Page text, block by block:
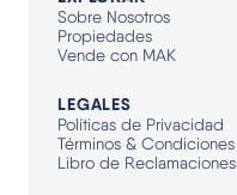
Sobre Nosotros
Propiedades
Vende con MAK
LEGALES
Políticas de Privacidad
Términos & Condiciones
Libro de Reclamaciones